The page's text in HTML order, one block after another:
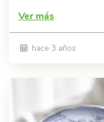
Ver más
hace 3 años